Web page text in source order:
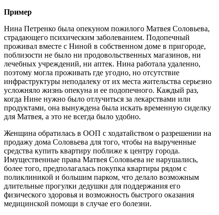
Пример
Нина Петренко была опекуном пожилого Матвея Соловьева,
страдающего психическим заболеванием. Подопечный
проживал вместе с Ниной в собственном доме в пригороде,
поблизости не было ни продовольственных магазинов, ни
лечебных учреждений, ни аптек. Нина работала удаленно,
поэтому могла проживать где угодно, но отсутствие
инфраструктуры неподалеку от их места жительства серьезно
усложняло жизнь опекуна и ее подопечного. Каждый раз,
когда Нине нужно было отлучиться за лекарствами или
продуктами, она вынуждена была искать временную сиделку
для Матвея, а это не всегда было удобно.
Женщина обратилась в ООП с ходатайством о разрешении на
продажу дома Соловьева для того, чтобы на вырученные
средства купить квартиру поближе к центру города.
Имущественные права Матвея Соловьева не нарушались,
более того, предполагалась покупка квартиры рядом с
поликлиникой и большим парком, что делало возможным
длительные прогулки дедушки для поддержания его
физического здоровья и возможность быстрого оказания
медицинской помощи в случае его болезни.